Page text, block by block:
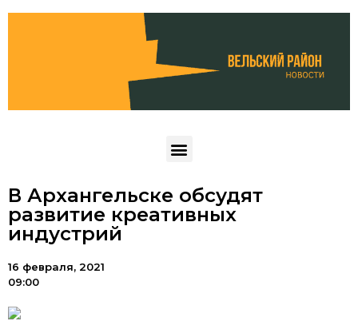
В Архангельске обсудят
развитие креативных
индустрий
16 февраля, 2021
09:00